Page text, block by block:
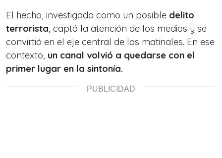
El hecho, investigado como un posible delito
terrorista, captó la atención de los medios y se
convirtió en el eje central de los matinales. En ese
contexto, un canal volvió a quedarse con el
primer lugar en la sintonía.